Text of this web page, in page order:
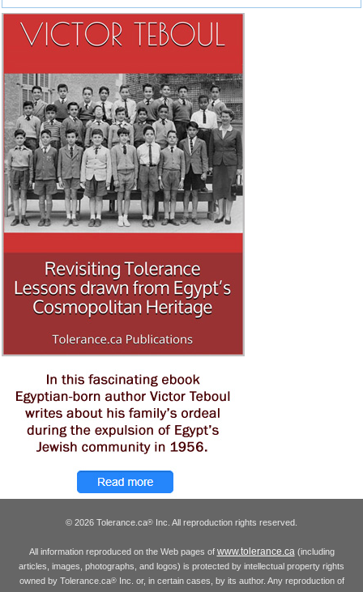
© 2026 Tolerance.ca® Inc. All reproduction rights reserved.
All information reproduced on the Web pages of www.tolerance.ca(including
articles, images, photographs, and logos) is protected by intellectual property rights
owned by Tolerance.ca®Inc. or, in certain cases, by its author. Any reproduction of